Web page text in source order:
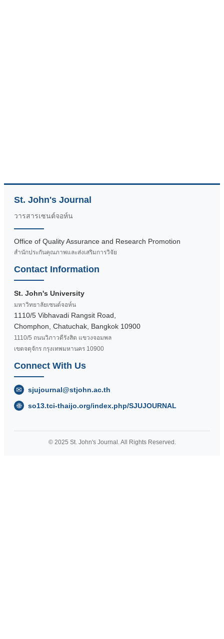
St. John's Journal
วารสารเซนต์จอห์น
Office of Quality Assurance and Research Promotion
สำนักประกันคุณภาพและส่งเสริมการวิจัย
Contact Information
St. John's University
มหาวิทยาลัยเซนต์จอห์น
1110/5 Vibhavadi Rangsit Road,
Chomphon, Chatuchak, Bangkok 10900
1110/5 ถนนวิภาวดีรังสิต แขวงจอมพล
เขตจตุจักร กรุงเทพมหานคร 10900
Connect With Us
✉
sjujournal@stjohn.ac.th
🌐
so13.tci-thaijo.org/index.php/SJUJOURNAL
© 2025 St. John's Journal. All Rights Reserved.